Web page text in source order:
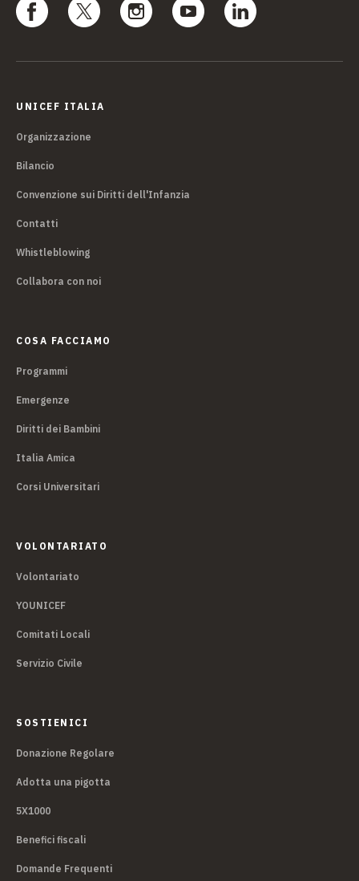
UNICEF ITALIA
Organizzazione
Bilancio
Convenzione sui Diritti dell'Infanzia
Contatti
Whistleblowing
Collabora con noi
COSA FACCIAMO
Programmi
Emergenze
Diritti dei Bambini
Italia Amica
Corsi Universitari
VOLONTARIATO
Volontariato
YOUNICEF
Comitati Locali
Servizio Civile
SOSTIENICI
Donazione Regolare
Adotta una pigotta
5X1000
Benefici fiscali
Domande Frequenti